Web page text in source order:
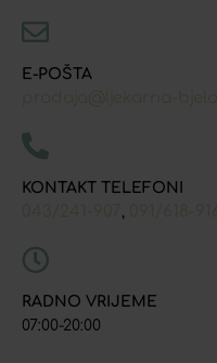
E-POŠTA
KONTAKT TELEFONI
RADNO VRIJEME
07:00-20:00